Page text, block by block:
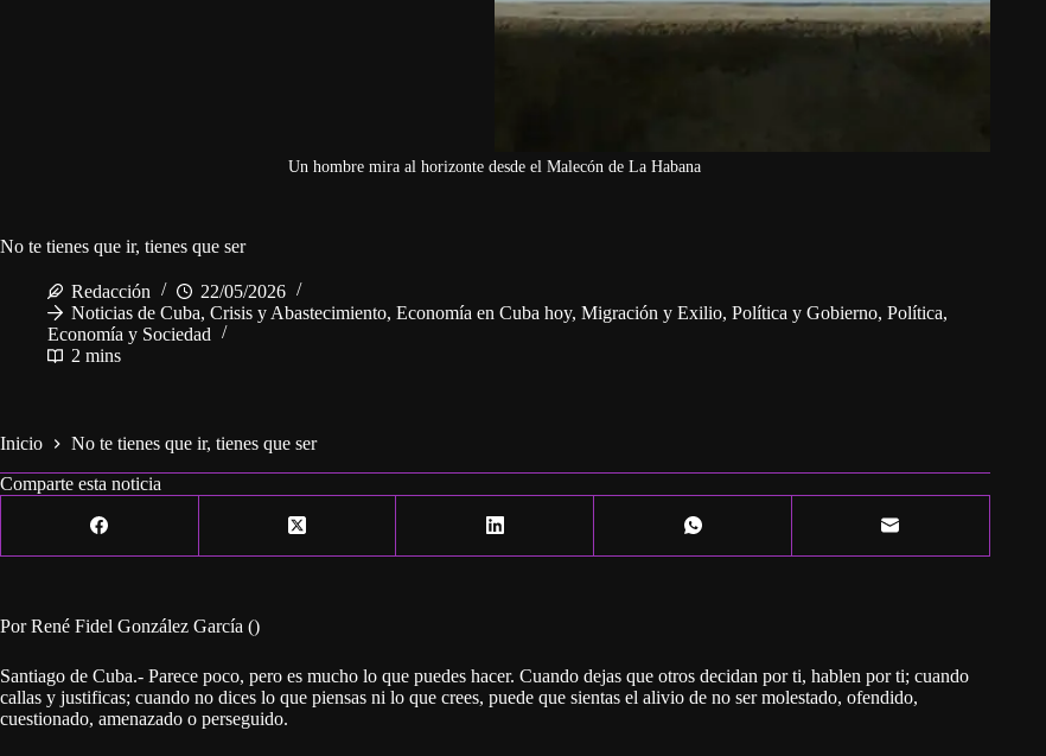
Un hombre mira al horizonte desde el Malecón de La Habana
No te tienes que ir, tienes que ser
Redacción
22/05/2026
Noticias de Cuba, Crisis y Abastecimiento, Economía en Cuba hoy, Migración y Exilio, Política y Gobierno, Política,
Economía y Sociedad
2 mins
Inicio
No te tienes que ir, tienes que ser
Comparte esta noticia
Por René Fidel González García ()
Santiago de Cuba.- Parece poco, pero es mucho lo que puedes hacer. Cuando dejas que otros decidan por ti, hablen por ti; cuando
callas y justificas; cuando no dices lo que piensas ni lo que crees, puede que sientas el alivio de no ser molestado, ofendido,
cuestionado, amenazado o perseguido.